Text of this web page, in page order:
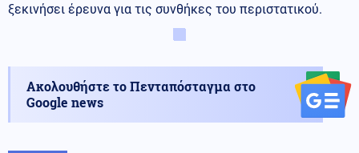
ξεκινήσει έρευνα για τις συνθήκες του περιστατικού.
Ακολουθήστε το Πενταπόσταγμα στο
Google news